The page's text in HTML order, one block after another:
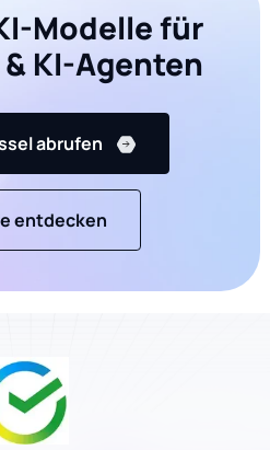
Modelle für
KI-Agenten
abrufen
entdecken